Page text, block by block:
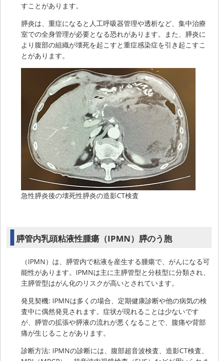
すことがあります。
膵炎は、重症になると人工呼吸器管理や透析など、集中治療
室での全身管理が必要となる恐れがあります。また、膵炎に
より腹部の組織が壊死を起こすと重症感染症を引き起こすこ
とがあります。
急性膵炎後の壊死性膵炎の造影CT検査
膵管内乳頭粘液性腫瘍（IPMN）膵のう胞
（IPMN）は、膵管内で粘液を産生する腫瘍で、がんになる可
能性があります。IPMNは主に主膵管型と分枝型に分類され、
主膵管型はがん化のリスクが高いとされています。
発見契機: IPMNは多くの場合、定期健康診断や他の病気の検
査中に偶然発見されます。症状が現れることは少ないです
が、膵管の拡張や膵液の流れが悪くなることで、腹痛や背部
痛が生じることがあります。
診断方法: IPMNの診断には、腹部超音波検査、造影CT検査、